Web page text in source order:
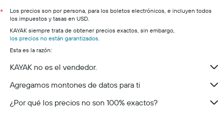
*
Los precios son por persona, para los boletos electrónicos, e incluyen todos
los impuestos y tasas en USD.
KAYAK siempre trata de obtener precios exactos, sin embargo,
los precios no están garantizados.
Esta es la razón:
KAYAK no es el vendedor.
Agregamos montones de datos para ti
¿Por qué los precios no son 100% exactos?